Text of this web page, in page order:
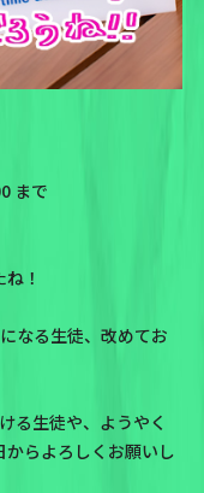
まで
！
なる生徒、改めてお
る生徒や、ようやく
らよろしくお願いし